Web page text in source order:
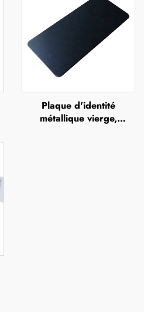
Plaque d'identité
métallique vierge,